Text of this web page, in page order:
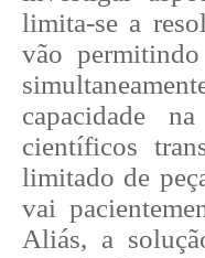
limita-se a
vão
capacidade
científicos
limitado de
vai
Aliás, a